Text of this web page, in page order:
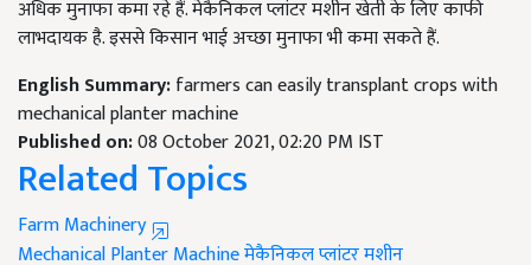
अधिक मुनाफा कमा रहे हैं. मेकैनिकल प्लांटर मशीन खेती के लिए काफी
लाभदायक है. इससे किसान भाई अच्छा मुनाफा भी कमा सकते हैं.
English Summary:farmers can easily transplant crops with
mechanical planter machine
Published on:08 October 2021, 02:20 PM IST
Related Topics
Farm Machinery
Mechanical Planter Machineमेकैनिकल प्लांटर मशीन